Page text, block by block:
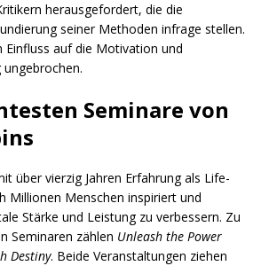
herausgefordert, die die
seiner Methoden infrage stellen.
Einfluss auf die Motivation und
Seminare von
über vierzig Jahren Erfahrung als Life-
Millionen Menschen inspiriert und
Stärke und Leistung zu verbessern. Zu
Seminaren zählen Unleash the Power
Destiny. Beide Veranstaltungen ziehen